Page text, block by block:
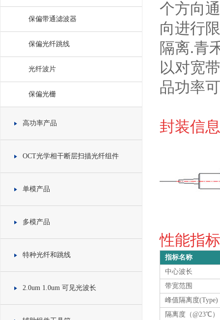
保偏带通滤波器
保偏光纤跳线
光纤波片
保偏光栅
高功率产品
OCT光学相干断层扫描光纤组件
单模产品
多模产品
特种光纤和跳线
2.0um 1.0um 可见光波长
个方向
向进行
隔离.青
以对宽
品功率
封装信
性能指
指标名称
中心波长
带宽范围
峰值隔离度(Type)
隔离度（@23℃）